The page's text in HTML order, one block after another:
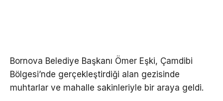
Bornova Belediye Başkanı Ömer Eşki, Çamdibi
Bölgesi’nde gerçekleştirdiği alan gezisinde
muhtarlar ve mahalle sakinleriyle bir araya geldi.